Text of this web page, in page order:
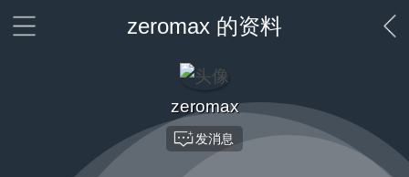
zeromax 的资料
zeromax
发消息